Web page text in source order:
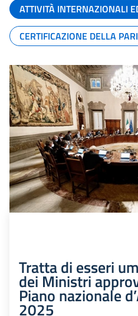
ATTIVITÀ INTERNAZIONALI
CERTIFICAZIONE DELLA
Tratta di esseri
dei Ministri
Piano nazionale
2025